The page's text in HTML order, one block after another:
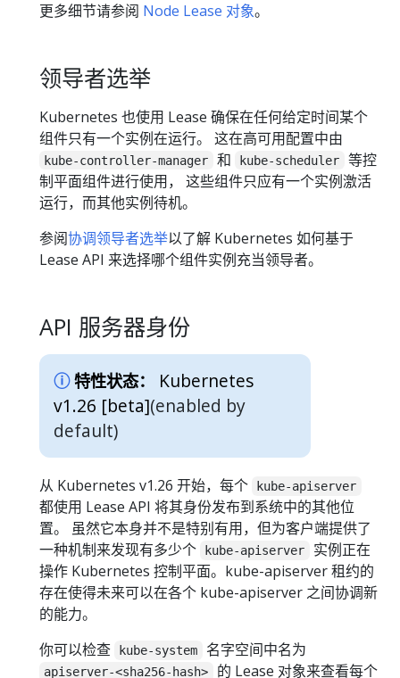
更多细节请参阅 Node Lease 对象。
领导者选举
Kubernetes 也使用 Lease 确保在任何给定时间某个
组件只有一个实例在运行。 这在高可用配置中由
kube-controller-manager 和 kube-scheduler
等控
制平面组件进行使用， 这些组件只应有一个实例激活
运行，而其他实例待机。
参阅协调领导者选举以了解 Kubernetes 如何基于
Lease API 来选择哪个组件实例充当领导者。
API 服务器身份
特性状态：
Kubernetes
v1.26 [beta](enabled by
default)
从 Kubernetes v1.26 开始，每个 kube-apiserver
都使用 Lease API 将其身份发布到系统中的其他位
置。 虽然它本身并不是特别有用，但为客户端提供了
一种机制来发现有多少个
kube-apiserver
实例正在
操作 Kubernetes 控制平面。kube-apiserver 租约的
存在使得未来可以在各个 kube-apiserver 之间协调新
的能力。
你可以检查
kube-system 名字空间中名为
apiserver-<sha256-hash> 的 Lease 对象来查看每个